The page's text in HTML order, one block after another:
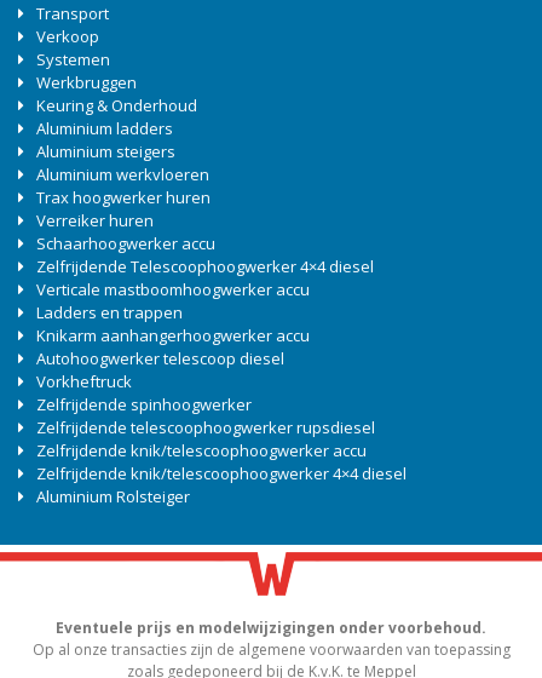
Transport
Verkoop
Systemen
Werkbruggen
Keuring & Onderhoud
Aluminium ladders
Aluminium steigers
Aluminium werkvloeren
Trax hoogwerker huren
Verreiker huren
Schaarhoogwerker accu
Zelfrijdende Telescoophoogwerker 4×4 diesel
Verticale mastboomhoogwerker accu
Ladders en trappen
Knikarm aanhangerhoogwerker accu
Autohoogwerker telescoop diesel
Vorkheftruck
Zelfrijdende spinhoogwerker
Zelfrijdende telescoophoogwerker rupsdiesel
Zelfrijdende knik/telescoophoogwerker accu
Zelfrijdende knik/telescoophoogwerker 4×4 diesel
Aluminium Rolsteiger
Eventuele prijs en modelwijzigingen onder voorbehoud.
Op al onze transacties zijn de algemene voorwaarden van toepassing
zoals gedeponeerd bij de K.v.K. te Meppel